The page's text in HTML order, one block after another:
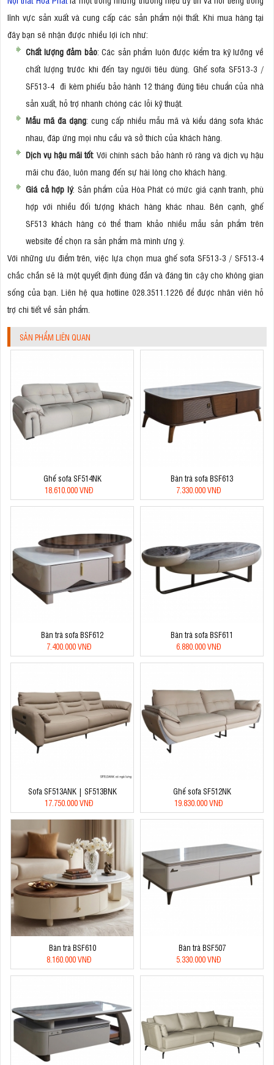
lĩnh vực sản xuất và cung cấp các sản phẩm nội thất. Khi mua hàng tại
đây bạn sẽ nhận được nhiều lợi ích như:
Chất lượng đảm bảo: Các sản phẩm luôn được kiểm tra kỹ lưỡng về
chất lượng trước khi đến tay người tiêu dùng. Ghế sofa SF513-3 /
SF513-4 đi kèm phiếu bảo hành 12 tháng đúng tiêu chuẩn của nhà
sản xuất, hỗ trợ nhanh chóng các lỗi kỹ thuật.
Mẫu mã đa dạng: cung cấp nhiều mẫu mã và kiểu dáng sofa khác
nhau, đáp ứng mọi nhu cầu và sở thích của khách hàng.
Dịch vụ hậu mãi tốt: Với chính sách bảo hành rõ ràng và dịch vụ hậu
mãi chu đáo, luôn mang đến sự hài lòng cho khách hàng.
Giá cả hợp lý: Sản phẩm của Hòa Phát có mức giá cạnh tranh, phù
hợp với nhiều đối tượng khách hàng khác nhau. Bên cạnh, ghế
SF513 khách hàng có thể tham khảo nhiều mẫu sản phẩm trên
website để chọn ra sản phẩm mà mình ưng ý.
Với những ưu điểm trên, việc lựa chọn mua ghế sofa SF513-3 / SF513-4
chắc chắn sẽ là một quyết định đúng đắn và đáng tin cậy cho không gian
sống của bạn. Liên hệ qua hotline 028.3511.1226 để được nhân viên hỗ
trợ chi tiết về sản phẩm.
SẢN PHẨM LIÊN QUAN
Ghế sofa SF514NK
18.610.000 VNĐ
Bàn trà sofa BSF613
7.330.000 VNĐ
Bàn trà sofa BSF612
7.400.000 VNĐ
Bàn trà sofa BSF611
6.880.000 VNĐ
Sofa SF513ANK | SF513BNK
17.750.000 VNĐ
Ghế sofa SF512NK
19.830.000 VNĐ
Bàn trà BSF610
8.160.000 VNĐ
Bàn trà BSF507
5.330.000 VNĐ